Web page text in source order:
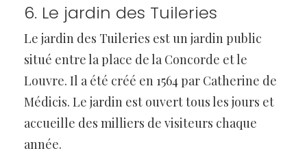
6. Le jardin des Tuileries
Le jardin des Tuileries est un jardin public
situé entre la place de la Concorde et le
Louvre. Il a été créé en 1564 par Catherine de
Médicis. Le jardin est ouvert tous les jours et
accueille des milliers de visiteurs chaque
année.